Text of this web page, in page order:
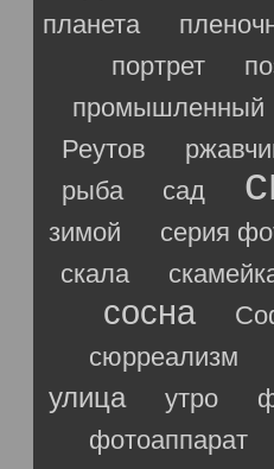
планета
портрет
промышленный
Реутов
рыба
сад
зимой серия
скала
сосна
сюрреализм
улица утро
фотоаппарат